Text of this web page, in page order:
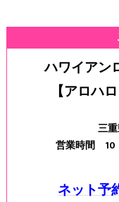
ハワイアン
【アロハ
三
営業時間 10
ネット予